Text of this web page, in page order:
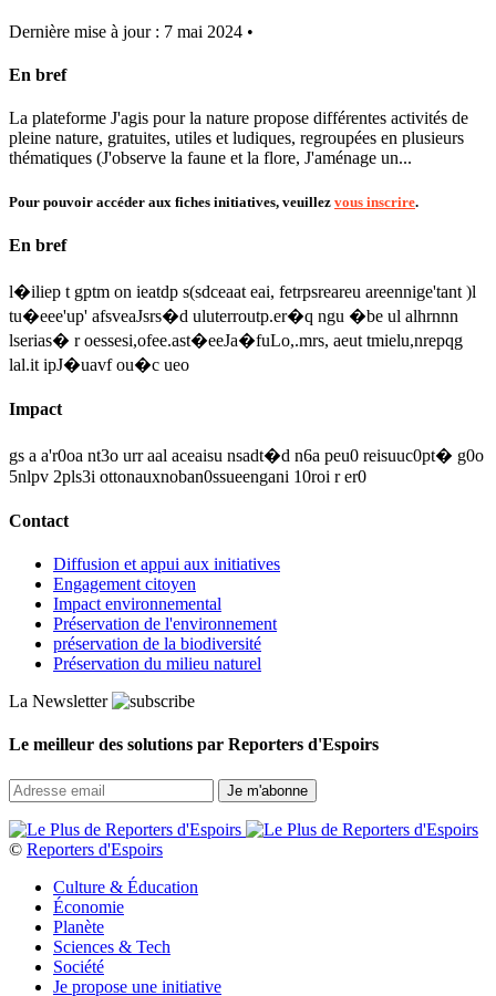
Dernière mise à jour : 7 mai 2024 •
En bref
La plateforme J'agis pour la nature propose différentes activités de
pleine nature, gratuites, utiles et ludiques, regroupées en plusieurs
thématiques (J'observe la faune et la flore, J'aménage un...
Pour pouvoir accéder aux fiches initiatives, veuillez vous inscrire.
En bref
l�iliep t gptm on ieatdp s(sdceaat eai, fetrpsreareu areennige'tant )l
tu�eee'up' afsveaJsrs�d uluterroutp.er�q ngu �be ul alhrnnn
lserias� r oessesi,ofee.ast�eeJa�fuLo,.mrs, aeut tmielu,nrepqg
lal.it ipJ�uavf ou�c ueo
Impact
gs a a'r0oa nt3o urr aal aceaisu nsadt�d n6a peu0 reisuuc0pt� g0o
5nlpv 2pls3i ottonauxnoban0ssueengani 10roi r er0
Contact
Diffusion et appui aux initiatives
Engagement citoyen
Impact environnemental
Préservation de l'environnement
préservation de la biodiversité
Préservation du milieu naturel
La Newsletter
Le meilleur des solutions par Reporters d'Espoirs
© Reporters d'Espoirs
Culture & Éducation
Économie
Planète
Sciences & Tech
Société
Je propose une initiative